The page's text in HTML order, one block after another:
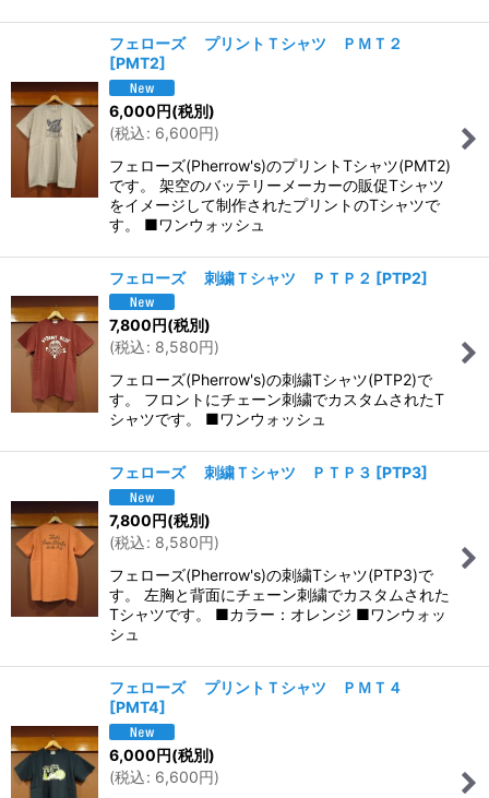
フェローズ プリントＴシャツ ＰＭＴ２
[PMT2]
6,000円(税別)
(税込: 6,600円)
フェローズ(Pherrow's)のプリントTシャツ(PMT2)
です。 架空のバッテリーメーカーの販促Tシャツ
をイメージして制作されたプリントのTシャツで
す。 ■ワンウォッシュ
フェローズ 刺繍Ｔシャツ ＰＴＰ２ [PTP2]
7,800円(税別)
(税込: 8,580円)
フェローズ(Pherrow's)の刺繍Tシャツ(PTP2)で
す。 フロントにチェーン刺繍でカスタムされたT
シャツです。 ■ワンウォッシュ
フェローズ 刺繍Ｔシャツ ＰＴＰ３ [PTP3]
7,800円(税別)
(税込: 8,580円)
フェローズ(Pherrow's)の刺繍Tシャツ(PTP3)で
す。 左胸と背面にチェーン刺繍でカスタムされた
Tシャツです。 ■カラー：オレンジ ■ワンウォッ
シュ
フェローズ プリントＴシャツ ＰＭＴ４
[PMT4]
6,000円(税別)
(税込: 6,600円)